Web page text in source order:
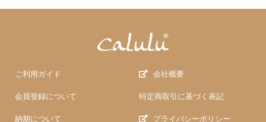
ご利用ガイド
会員登録について
納期について
会社概要
特定商取引に基づく表記
プライバシーポリシー